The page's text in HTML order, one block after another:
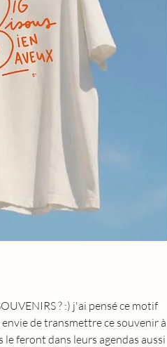
? :) j'ai pensé ce motif
de transmettre ce souvenir à
feront dans leurs agendas aussi